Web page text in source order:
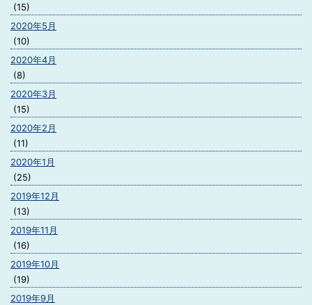
(15)
2020年5月
(10)
2020年4月
(8)
2020年3月
(15)
2020年2月
(11)
2020年1月
(25)
2019年12月
(13)
2019年11月
(16)
2019年10月
(19)
2019年9月